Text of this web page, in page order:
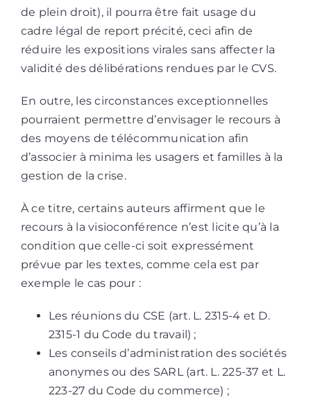
de plein droit), il pourra être fait usage du
cadre légal de report précité, ceci afin de
réduire les expositions virales sans affecter la
validité des délibérations rendues par le CVS.
En outre, les circonstances exceptionnelles
pourraient permettre d’envisager le recours à
des moyens de télécommunication afin
d’associer à minima les usagers et familles à la
gestion de la crise.
À ce titre, certains auteurs affirment que le
recours à la visioconférence n’est licite qu’à la
condition que celle-ci soit expressément
prévue par les textes, comme cela est par
exemple le cas pour :
Les réunions du CSE (art. L. 2315-4 et D.
2315-1 du Code du travail) ;
Les conseils d’administration des sociétés
anonymes ou des SARL (art. L. 225-37 et L.
223-27 du Code du commerce) ;